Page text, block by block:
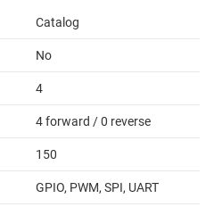
Catalog
No
4
4 forward / 0 reverse
150
GPIO, PWM, SPI, UART